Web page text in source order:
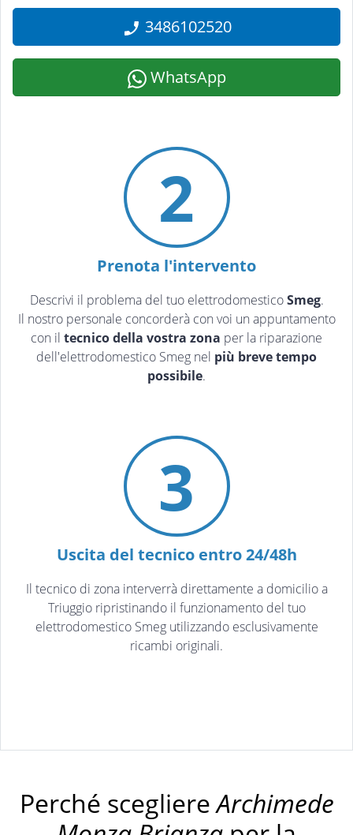
3486102520
WhatsApp
2
Prenota l'intervento
Descrivi il problema del tuo elettrodomesticoSmeg.
Il nostro personale concorderà con voi un appuntamento
con il tecnico della vostra zona per la riparazione
dell'elettrodomestico Smeg nel più breve tempo
possibile.
3
Uscita del tecnico entro 24/48h
Il tecnico di zona interverrà direttamente a domicilio a
Triuggio ripristinando il funzionamento del tuo
elettrodomestico Smeg utilizzando esclusivamente
ricambi originali.
Perché scegliereArchimede